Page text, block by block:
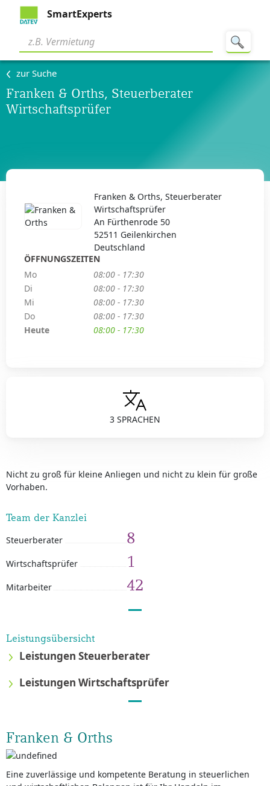
SmartExperts
zur Suche
Franken & Orths, Steuerberater
Wirtschaftsprüfer
3 SPRACHEN
Nicht zu groß für kleine Anliegen und nicht zu klein für große
Vorhaben.
Team der Kanzlei
Steuerberater 8
Wirtschaftsprüfer 1
Mitarbeiter 42
Leistungsübersicht
Leistungen Steuerberater
Leistungen Wirtschaftsprüfer
Franken & Orths
Eine zuverlässige und kompetente Beratung in steuerlichen
Franken & Orths, Steuerberater
Wirtschaftsprüfer
An Fürthenrode 50
52511 Geilenkirchen
Deutschland
ÖFFNUNGSZEITEN
Mo
08:00 - 17:30
Di
08:00 - 17:30
Mi
08:00 - 17:30
Do
08:00 - 17:30
Heute
08:00 - 17:30